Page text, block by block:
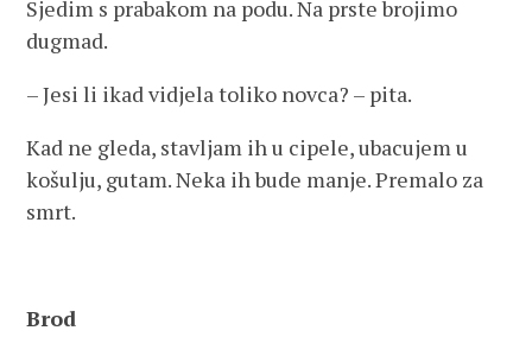
Sjedim s prabakom na podu. Na prste brojimo
dugmad.
– Jesi li ikad vidjela toliko novca? – pita.
Kad ne gleda, stavljam ih u cipele, ubacujem u
košulju, gutam. Neka ih bude manje. Premalo za
smrt.
Brod